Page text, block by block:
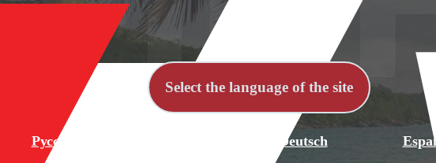
Select the language of the site
Русский Deutsch